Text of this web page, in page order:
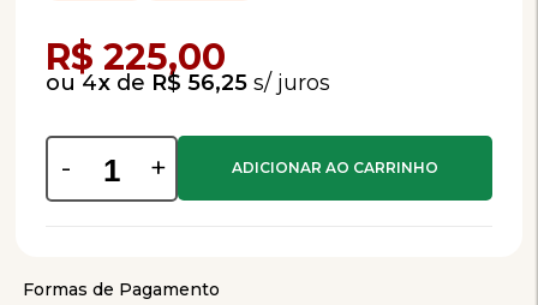
R$ 225,00
4x de R$ 56,25
- +